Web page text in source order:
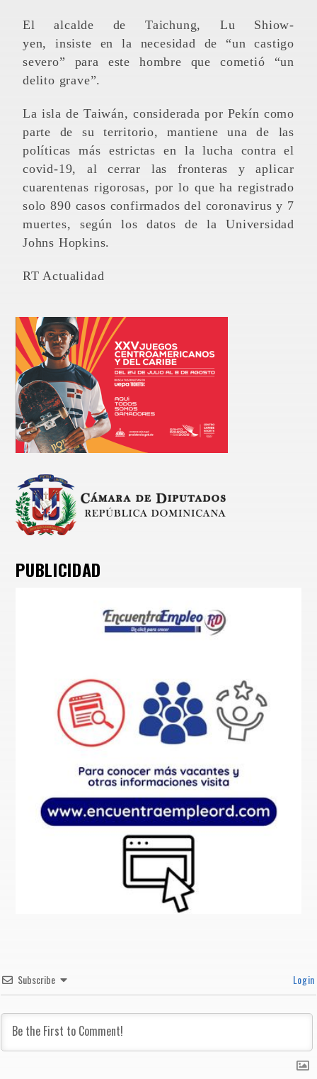
El alcalde de Taichung, Lu Shiow-
yen, insiste en la necesidad de “un castigo
severo” para este hombre que cometió “un
delito grave”.
La isla de Taiwán, considerada por Pekín como
parte de su territorio, mantiene una de las
políticas más estrictas en la lucha contra el
covid-19, al cerrar las fronteras y aplicar
cuarentenas rigorosas, por lo que ha registrado
solo 890 casos confirmados del coronavirus y 7
muertes, según los datos de la Universidad
Johns Hopkins.
RT Actualidad
PUBLICIDAD
Subscribe Login